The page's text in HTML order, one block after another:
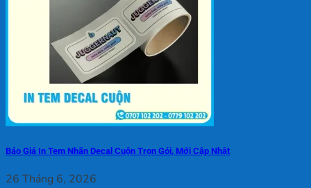
Báo Giá In Tem Nhãn Decal Cuộn Trọn Gói, Mới Cập Nhật
26 Tháng 6, 2026